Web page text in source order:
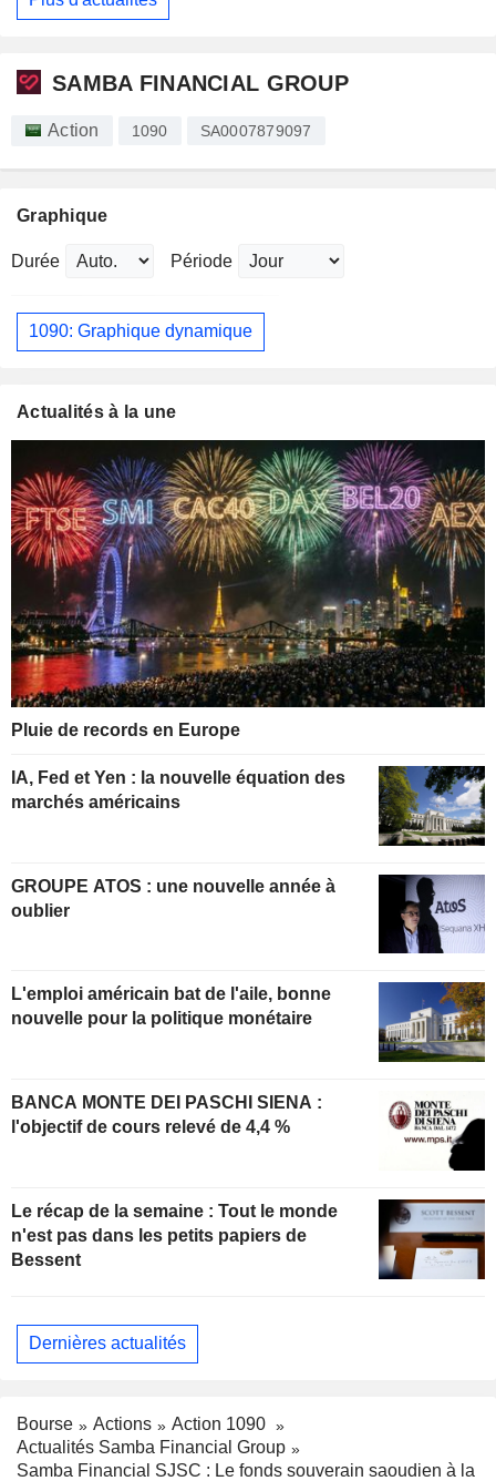
SAMBA FINANCIAL GROUP
Action 1090 SA0007879097
Graphique
Durée Période
1090: Graphique dynamique
Actualités à la une
Pluie de records en Europe
IA, Fed et Yen : la nouvelle équation des
marchés américains
GROUPE ATOS : une nouvelle année à
oublier
L'emploi américain bat de l'aile, bonne
nouvelle pour la politique monétaire
BANCA MONTE DEI PASCHI SIENA :
l'objectif de cours relevé de 4,4 %
Le récap de la semaine : Tout le monde
n'est pas dans les petits papiers de
Bessent
Dernières actualités
Bourse Actions
Action 1090
Actualités Samba Financial Group
Samba Financial SJSC : Le fonds souverain saoudien à la